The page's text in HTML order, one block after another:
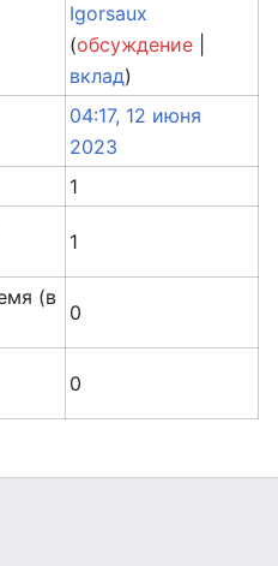
Igorsaux
(обсуждение
вклад)
04:17, 12 июня
2023
1
1
(в
0
0